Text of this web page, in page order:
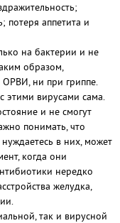
потеря аппетита и
на бактерии и не
образом,
ОРВИ, ни при гриппе.
этими вирусами сама.
и не смогут
понимать, что
в них, может
когда они
нередко
желудка,
так и вирусной